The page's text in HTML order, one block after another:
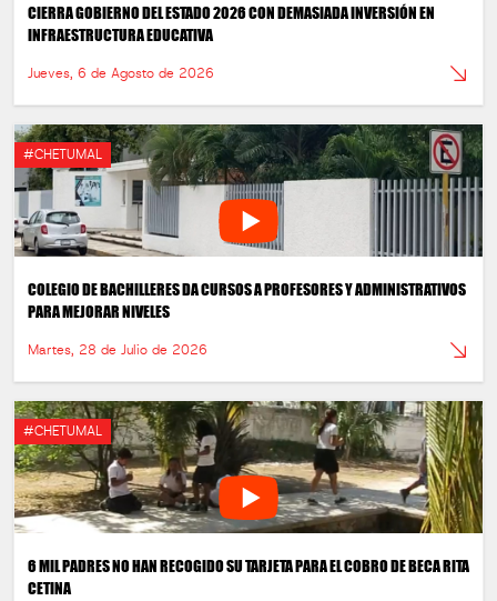
CIERRA GOBIERNO DEL ESTADO 2026 CON DEMASIADA INVERSIÓN EN
INFRAESTRUCTURA EDUCATIVA
Jueves, 6 de Agosto de 2026
#CHETUMAL
COLEGIO DE BACHILLERES DA CURSOS A PROFESORES Y ADMINISTRATIVOS
PARA MEJORAR NIVELES
Martes, 28 de Julio de 2026
#CHETUMAL
6 MIL PADRES NO HAN RECOGIDO SU TARJETA PARA EL COBRO DE BECA RITA
CETINA